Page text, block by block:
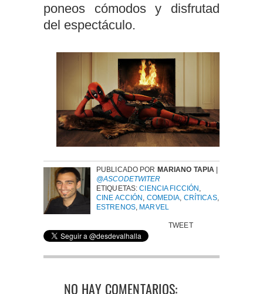
poneos cómodos y disfrutad
del espectáculo.
PUBLICADO POR MARIANO TAPIA |
@ASCODETWITER
ETIQUETAS:CIENCIA FICCIÓN
CINE ACCIÓN COMEDIA CRÍTICAS,
ESTRENOS, MARVEL
TWEET
NO HAY COMENTARIOS: